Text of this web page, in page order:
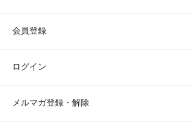
会員登録
ログイン
メルマガ登録・解除